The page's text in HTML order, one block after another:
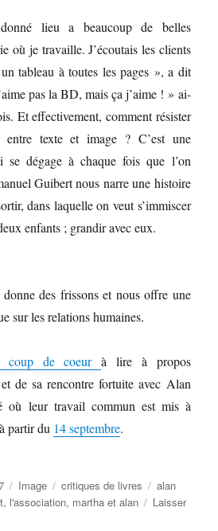
lieu a beaucoup de belles
où je travaille. J’écoutais les clients
tableau à toutes les pages », a dit
pas la BD, mais ça j’aime ! » ai-
Et effectivement, comment résister
texte et image ? C’est une
se dégage à chaque fois que l’on
Guibert nous narre une histoire
dans laquelle on veut s’immiscer
enfants ; grandir avec eux.
des frissons et nous offre une
sur les relations humaines.
coup de coeurà lire à propos
de sa rencontre fortuite avec Alan
où leur travail commun est mis à
partir du 14 septembre.
Image critiques de livres
alan
, l'association, martha et alan
Laisser